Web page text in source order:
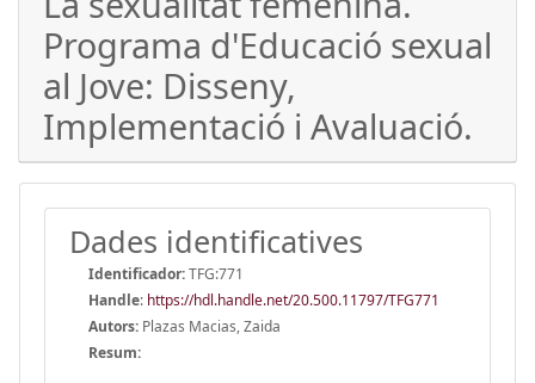
Programa d'Educació sexual
al Jove: Disseny,
Implementació i Avaluació.
Dades identificatives
Identificador:TFG:771
Handle: https://hdl.handle.net/20.500.11797/TFG771
Autors: Plazas Macias, Zaida
Resum: